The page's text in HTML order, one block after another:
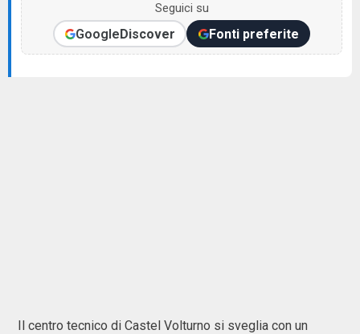
Seguici su
GoogleDiscover Fonti preferite
Il centro tecnico di Castel Volturno si sveglia con un